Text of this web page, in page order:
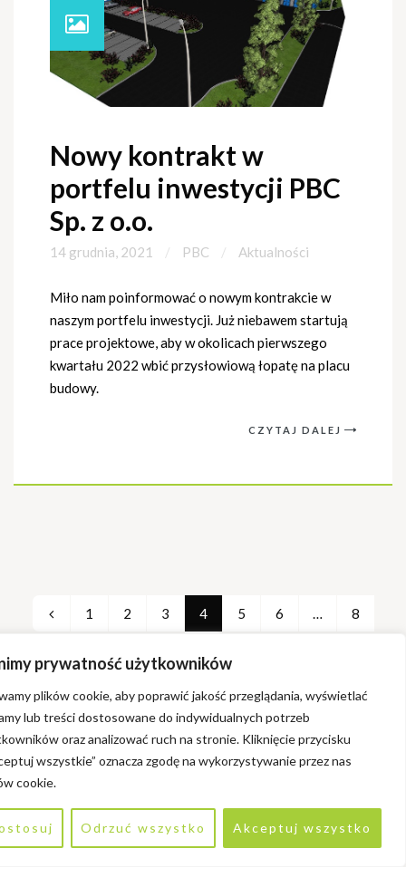
prywatność użytkowników
plików cookie, aby poprawić jakość przeglądania, wyświetlać
lub treści dostosowane do indywidualnych potrzeb
oraz analizować ruch na stronie. Kliknięcie przycisku
wszystkie” oznacza zgodę na wykorzystywanie przez nas
cookie.
Odrzuć wszystko Akceptuj wszystko
Nowy kontrakt w
portfelu inwestycji PBC
Sp. z o.o.
14 grudnia, 2021 PBC Aktualności
Miło nam poinformować o nowym kontrakcie w
naszym portfelu inwestycji. Już niebawem startują
prace projektowe, aby w okolicach pierwszego
kwartału 2022 wbić przysłowiową łopatę na placu
budowy.
CZYTAJ DALEJ
1 2 3 4 5 6 … 8